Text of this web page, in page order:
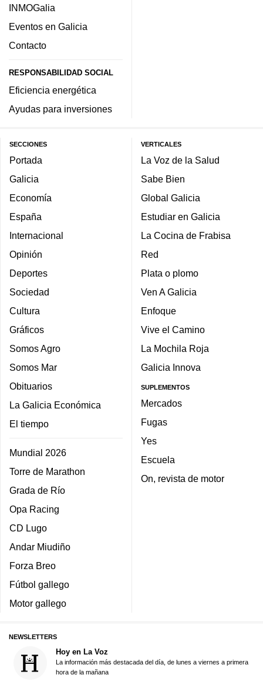
INMOGalia
Eventos en Galicia
Contacto
RESPONSABILIDAD SOCIAL
Eficiencia energética
Ayudas para inversiones
SECCIONES
Portada
Galicia
Economía
España
Internacional
Opinión
Deportes
Sociedad
Cultura
Gráficos
Somos Agro
Somos Mar
Obituarios
La Galicia Económica
El tiempo
Mundial 2026
Torre de Marathon
Grada de Río
Opa Racing
CD Lugo
Andar Miudiño
Forza Breo
Fútbol gallego
Motor gallego
VERTICALES
La Voz de la Salud
Sabe Bien
Global Galicia
Estudiar en Galicia
La Cocina de Frabisa
Red
Plata o plomo
Ven A Galicia
Enfoque
Vive el Camino
La Mochila Roja
Galicia Innova
SUPLEMENTOS
Mercados
Fugas
Yes
Escuela
On, revista de motor
NEWSLETTERS
Hoy en La Voz
La información más destacada del día, de lunes a viernes a primera
hora de la mañana